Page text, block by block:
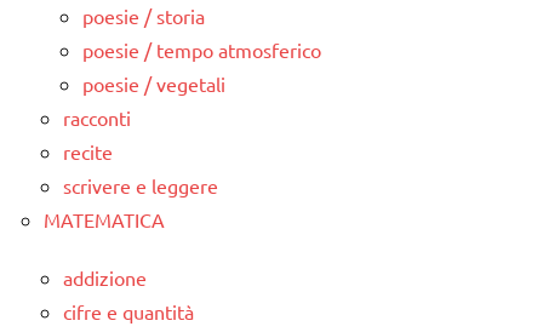
poesie / storia
poesie / tempo atmosferico
poesie / vegetali
racconti
recite
scrivere e leggere
MATEMATICA
addizione
cifre e quantità